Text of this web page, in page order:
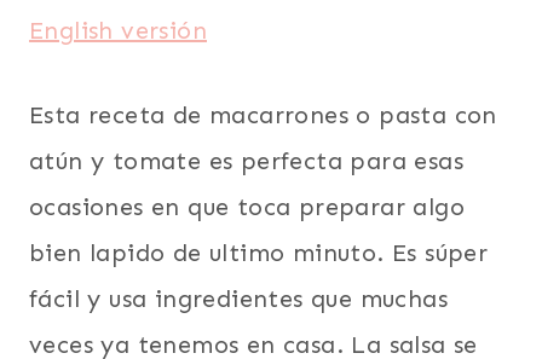
English versión
Esta receta de macarrones o pasta con
atún y tomate es perfecta para esas
ocasiones en que toca preparar algo
bien lapido de ultimo minuto. Es súper
fácil y usa ingredientes que muchas
veces ya tenemos en casa. La salsa se